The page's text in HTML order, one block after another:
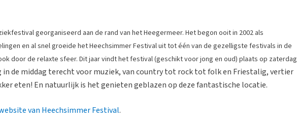
georganiseerd aan de rand van het Heegermeer. Het begon ooit in 2002 als
en al snel groeide het Heechsimmer Festival uit tot één van de gezelligste festivals in de
door de relaxte sfeer. Dit jaar vindt het festival (geschikt voor jong en oud) plaats op zaterdag
in de middag terecht voor muziek, van country tot rock tot folk en Friestalig, vertier
eten! En natuurlijk is het genieten geblazen op deze fantastische locatie.
van Heechsimmer Festival.